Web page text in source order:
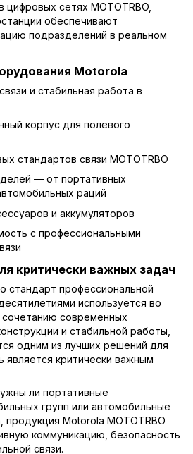
сетях MOTOTRBO,
обеспечивают
подразделений в реальном
Motorola
и стабильная работа в
корпус для полевого
стандартов связи MOTOTRBO
— от портативных
раций
и аккумуляторов
с профессиональными
критически важных задач
стандарт профессиональной
используется во
современных
и стабильной работы,
одним из лучших решений для
является критически важным
ли портативные
групп или автомобильные
продукция Motorola MOTOTRBO
коммуникацию, безопасность
связи.